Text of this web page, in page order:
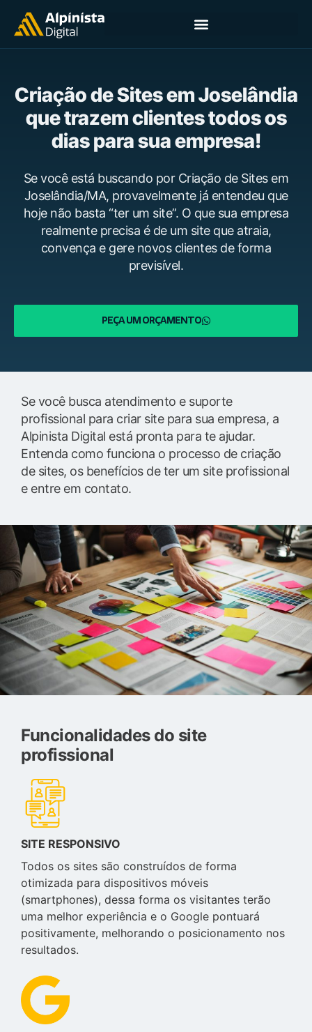
Criação de Sites em Joselândia
que trazem clientes todos os
dias para sua empresa!
Se você está buscando por Criação de Sites em
Joselândia/MA, provavelmente já entendeu que
hoje não basta “ter um site”. O que sua empresa
realmente precisa é de um site que atraia,
convença e gere novos clientes de forma
previsível.
PEÇA UM ORÇAMENTO
Se você busca atendimento e suporte
profissional para criar site para sua empresa, a
Alpinista Digital está pronta para te ajudar.
Entenda como funciona o processo de criação
de sites, os benefícios de ter um site profissional
e entre em contato.
Funcionalidades do site
profissional
SITE RESPONSIVO
Todos os sites são construídos de forma
otimizada para dispositivos móveis
(smartphones), dessa forma os visitantes terão
uma melhor experiência e o Google pontuará
positivamente, melhorando o posicionamento nos
resultados.